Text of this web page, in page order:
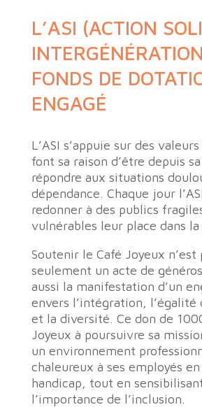
L’ASI (ACTION
FONDS DE
ENGAGÉ
L’ASI s’appuie sur des
font sa raison d’être depuis
répondre aux situations
dépendance. Chaque jour
redonner à des publics
vulnérables leur place dans
Soutenir le Café Joyeux n’est
seulement un acte de
aussi la manifestation d’un
envers l’intégration, l’égalité
et la diversité. Ce don de
Joyeux à poursuivre sa
un environnement
chaleureux à ses employés
handicap, tout en
l’importance de l’inclusion.